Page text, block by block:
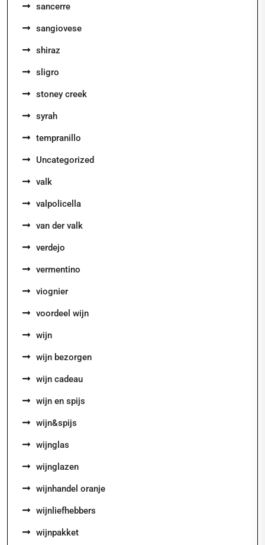
sancerre
sangiovese
shiraz
sligro
stoney creek
syrah
tempranillo
Uncategorized
valk
valpolicella
van der valk
verdejo
vermentino
viognier
voordeel wijn
wijn
wijn bezorgen
wijn cadeau
wijn en spijs
wijn&spijs
wijnglas
wijnglazen
wijnhandel oranje
wijnliefhebbers
wijnpakket